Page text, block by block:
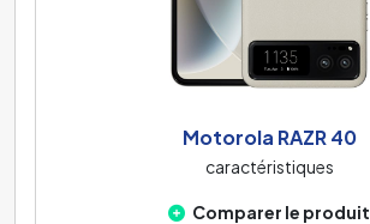
Motorola RAZR 40
caractéristiques
Comparer le produit